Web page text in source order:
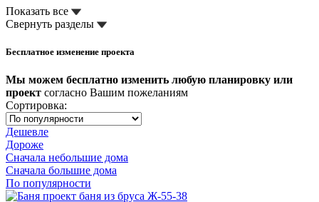
Показать все
Свернуть разделы
Бесплатное изменение проекта
Мы можем бесплатно изменить любую планировку или
проект согласно Вашим пожеланиям
Сортировка:
Дешевле
Дороже
Сначала небольшие дома
Сначала большие дома
По популярности